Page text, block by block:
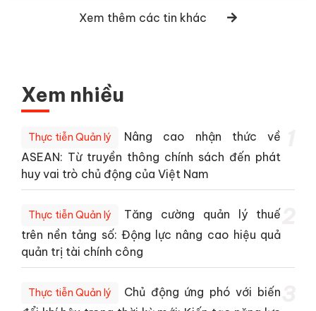
Xem thêm các tin khác
Xem nhiều
Thực tiễn Quản lý
Nâng cao nhận thức về
ASEAN: Từ truyền thông chính sách đến phát
huy vai trò chủ động của Việt Nam
Thực tiễn Quản lý
Tăng cường quản lý thuế
trên nền tảng số: Động lực nâng cao hiệu quả
quản trị tài chính công
Thực tiễn Quản lý
Chủ động ứng phó với biến